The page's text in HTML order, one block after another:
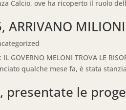
Calcio, ove ha ricoperto il ruolo
ARRIVANO MILIONI
IL GOVERNO MELONI TROVA LE
qualche mese fa, è stata
presentate le